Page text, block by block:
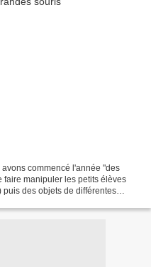
commencé l'année "des
faire manipuler les petits élèves
des objets de différentes